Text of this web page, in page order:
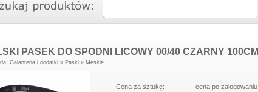
NA
5013 BLACK
PORTFEL DAMSKI ITALY K34
PASEK DO SPODNI LICOWY 00/40 CZARNY 100CM
Galanteria i dodatki » Paski » Męskie
Cena za sztukę:
cena po zalogowaniu